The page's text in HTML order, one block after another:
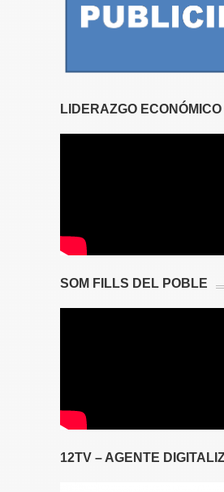
LIDERAZGO ECONÓMICO
SOM FILLS DEL POBLE
12TV – AGENTE